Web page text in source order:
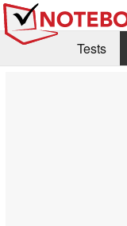
Tests